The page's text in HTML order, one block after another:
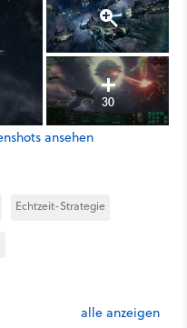
30
ansehen
Echtzeit-Strategie
alle anzeigen